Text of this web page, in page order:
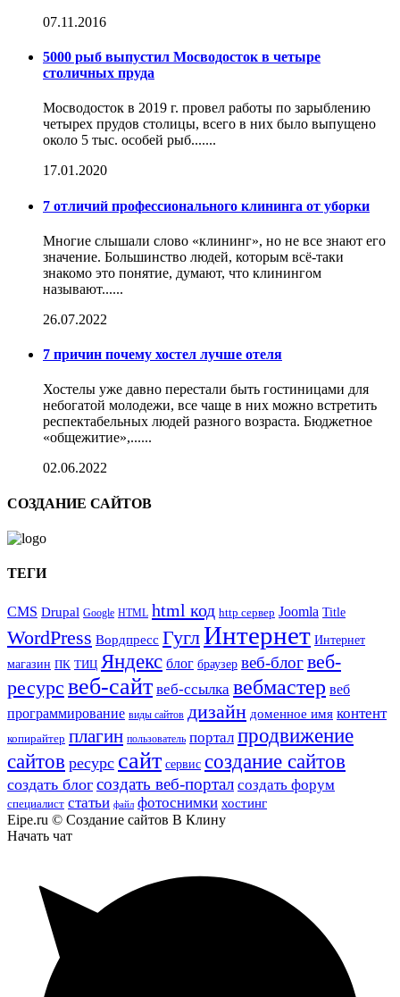
07.11.2016
5000 рыб выпустил Мосводосток в четыре
столичных пруда
Мосводосток в 2019 г. провел работы по зарыблению
четырех прудов столицы, всего в них было выпущено
около 5 тыс. особей рыб.......
17.01.2020
7 отличий профессионального клининга от уборки
Многие слышали слово «клининг», но не все знают его
значение. Большинство людей, которым всё-таки
знакомо это понятие, думают, что клинингом
называют......
26.07.2022
7 причин почему хостел лучше отеля
Хостелы уже давно перестали быть гостиницами для
небогатой молодежи, все чаще в них можно встретить
респектабельных людей разного возраста. Бюджетное
«общежитие»,......
02.06.2022
СОЗДАНИЕ САЙТОВ
ТЕГИ
CMS Drupal Google HTML html код http сервер Joomla Title
WordPress Вордпресс ГуглИнтернет Интернет
магазин ПК ТИЦ Яндекс блог браузер веб-блогвеб-
ресурс веб-сайт веб-ссылка вебмастер веб
программирование виды сайтов дизайн доменное имя контент
копирайтер плагин пользователь портал продвижение
сайтов ресурс сайт сервис создание сайтов
создать блог создать веб-портал создать форум
специалист статьи файл фотоснимки хостинг
Eipe.ru © Создание сайтов В Клину
Начать чат